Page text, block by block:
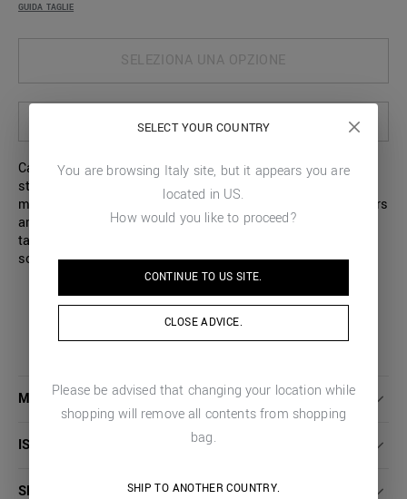
GUIDA TAGLIE
SELEZIONA UNA OPZIONE
SELEZIONA LE OPZIONI PER VEDERE LA DISPONIBILITÀ IN STORE
Camicia a maniche corte dal taglio vintage, che con il suo
stile celebra le raffinate maioliche siciliane. Realizzata in
misto viscosa e cotone con stampa. Camp collar con revers
ampi, vestibilità dritta senza pinces sul retro. Piccola
targhetta metallica logata e cucita sul retro. Da portare da
sola o sopra ad una t-shirt, per un look casual.
MAGGIORI DETTAGLI
ISTRUZIONI LAVAGGIO
SPEDIZIONI E RESI
SELECT YOUR COUNTRY
You are browsing Italy site, but it appears you are
located in US.
How would you like to proceed?
CONTINUE TO US SITE.
CLOSE ADVICE.
Please be advised that changing your location while
shopping will remove all contents from shopping
bag.
SHIP TO ANOTHER COUNTRY.